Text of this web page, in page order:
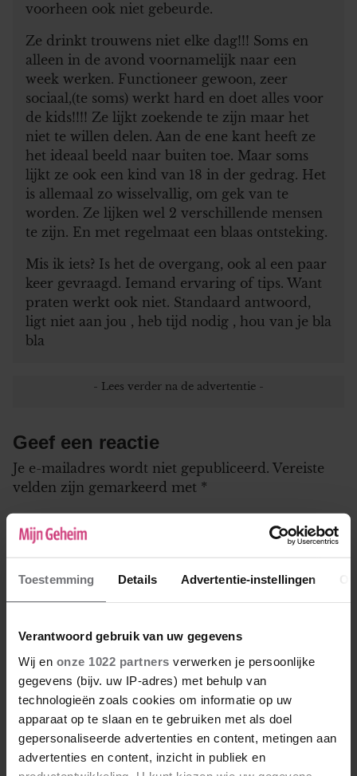
Toestemming Details Advertentie-instellingen
Verantwoord gebruik van uw gegevens
Wij en onze 1022 partners verwerken je persoonlijke
gegevens (bijv. uw IP-adres) met behulp van
technologieën zoals cookies om informatie op uw
apparaat op te slaan en te gebruiken met als doel
gepersonaliseerde advertenties en content, metingen aan
advertenties en content, inzicht in publiek en
voorheen ook niet gebeurde.
Ze drinkt trouwens niet elke dag!!! Soms en
alleen in de avond voornamelijk naar een
week werken. Functioneer gewoon, zeer
sociaal,(te soms) werkt hard en doet alles voor
de kids!!!! Ze lijkt zoekende te zijn maar het
niet te willen delen. Aan de ene kant heeft ze
het ideaal beeld naar buiten toe. Maar soms
lijkt ze ook een kind van 18 in der gedrag. Het
is allemaal zo wisselvallig, om gek van te
worden. Ze lijken wel 2 verschillende mensen
te zijn. En met regelmaat een blaas ontsteking.
Mis ik iets? Is het de overgang, ook al een paar
keer gevraagd. Iemand ervaring of tips. Want
praten werkt ook niet. Standaard antwoord,
ligt niet aan jou , heb tijd nodig , hou van je bla
bla
Geef een reactie
Je e-mailadres wordt niet gepubliceerd. Vereiste
velden zijn gemarkeerd met *
Naam*
Deze zal niet gepubliceerd worden bij je reactie, maar kan
nemen.
Leeftijd*